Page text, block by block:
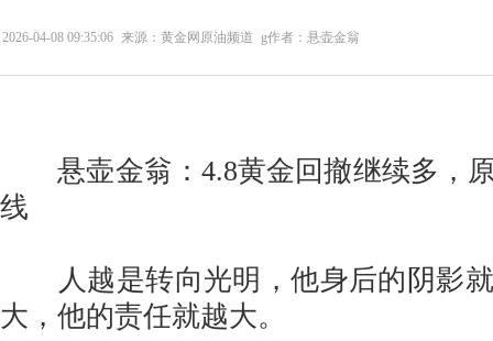
2026-04-08 09:35:06 来源：黄金网原油频道 g作者：悬壶金翁
悬壶金翁：4.8黄金回撤继续多，
线
人越是转向光明，他身后的阴影就
大，他的责任就越大。